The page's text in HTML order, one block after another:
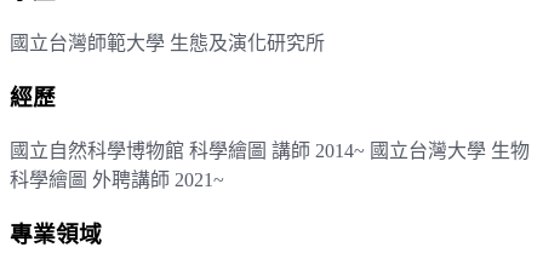
國立台灣師範大學 生態及演化研究所
經歷
國立自然科學博物館 科學繪圖 講師 2014~ 國立台灣大學 生物
科學繪圖 外聘講師 2021~
專業領域